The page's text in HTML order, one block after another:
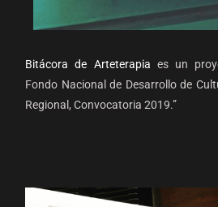
Bitácora de Arteterapia es un
Fondo Nacional de Desarrollo de
Regional, Convocatoria 2019.”